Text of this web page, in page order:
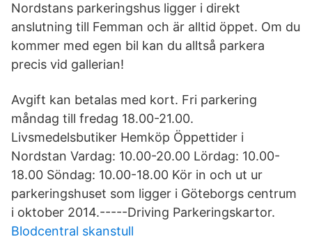
Nordstans parkeringshus ligger i direkt
anslutning till Femman och är alltid öppet. Om du
kommer med egen bil kan du alltså parkera
precis vid gallerian!
Avgift kan betalas med kort. Fri parkering
måndag till fredag 18.00-21.00.
Livsmedelsbutiker Hemköp Öppettider i
Nordstan Vardag: 10.00-20.00 Lördag: 10.00-
18.00 Söndag: 10.00-18.00 Kör in och ut ur
parkeringshuset som ligger i Göteborgs centrum
i oktober 2014.-----Driving Parkeringskartor.
Blodcentral skanstull